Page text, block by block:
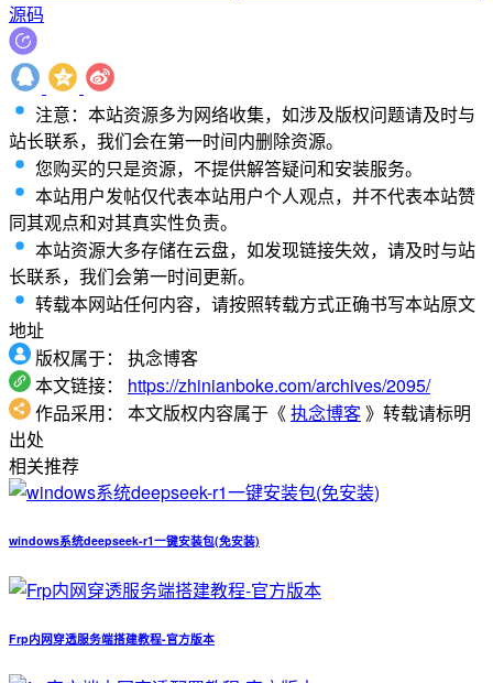
源码
注意：本站资源多为网络收集，如涉及版权问题请及时与
站长联系，我们会在第一时间内删除资源。
您购买的只是资源，不提供解答疑问和安装服务。
本站用户发帖仅代表本站用户个人观点，并不代表本站赞
同其观点和对其真实性负责。
本站资源大多存储在云盘，如发现链接失效，请及时与站
长联系，我们会第一时间更新。
转载本网站任何内容，请按照转载方式正确书写本站原文
地址
版权属于：
执念博客
本文链接：
https://zhinianboke.com/archives/2095/
作品采用：
本文版权内容属于《执念博客》转载请标明
出处
相关推荐
windows系统deepseek-r1一键安装包(免安装)
Frp内网穿透服务端搭建教程-官方版本